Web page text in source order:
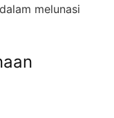
melunasi